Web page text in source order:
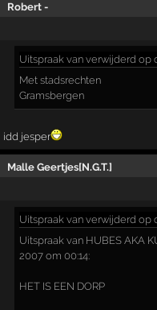
Robert -
Uitspraak van verwijderd op
Met stadsrechten
Gramsbergen
idd jesper
Malle Geertjes[N.G.T.]
Uitspraak van verwijderd op
Uitspraak van HUBES AKA
2007 om 00:14:
HET IS EEN DORP